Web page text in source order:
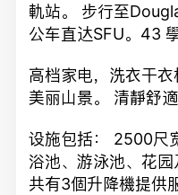
軌站。 步行至
公车直达SFU。43 學
高档家电，洗衣干
美丽山景。 清靜舒適
设施包括： 2500尺
浴池、游泳池、花
共有3個升降機提供